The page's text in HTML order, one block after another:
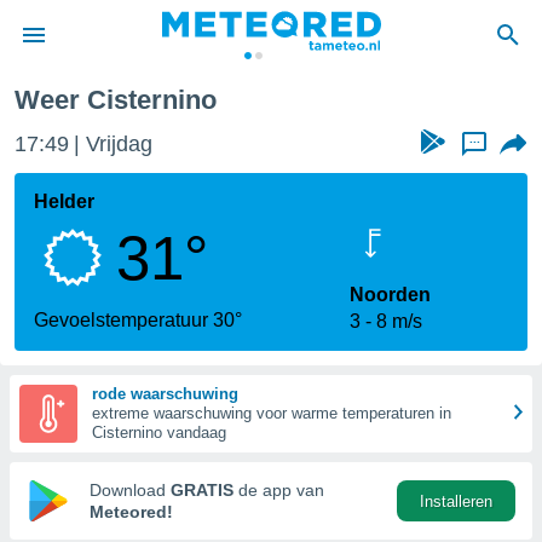
door
verstrekte
hoge
hebt de
voor
op basis
Weer Cisternino
17:49 Vrijdag ...
Helder
31°
Gevoelstemperatuur 30°
Noorden
3
8 m/s
rode waarschuwing
extreme waarschuwing voor warme temperaturen in
Cisternino vandaag
Download GRATIS de app van
Meteored!
Installeren